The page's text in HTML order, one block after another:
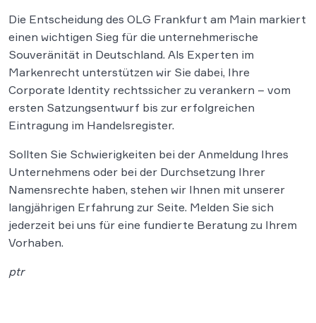
Die Entscheidung des OLG Frankfurt am Main markiert
einen wichtigen Sieg für die unternehmerische
Souveränität in Deutschland. Als Experten im
Markenrecht unterstützen wir Sie dabei, Ihre
Corporate Identity rechtssicher zu verankern – vom
ersten Satzungsentwurf bis zur erfolgreichen
Eintragung im Handelsregister.
Sollten Sie Schwierigkeiten bei der Anmeldung Ihres
Unternehmens oder bei der Durchsetzung Ihrer
Namensrechte haben, stehen wir Ihnen mit unserer
langjährigen Erfahrung zur Seite. Melden Sie sich
jederzeit bei uns für eine fundierte Beratung zu Ihrem
Vorhaben.
ptr